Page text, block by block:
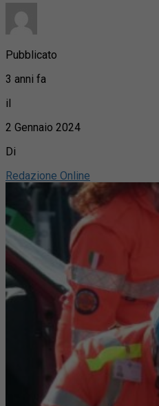
Pubblicato
3 anni fa
il
2 Gennaio 2024
Di
Redazione Online